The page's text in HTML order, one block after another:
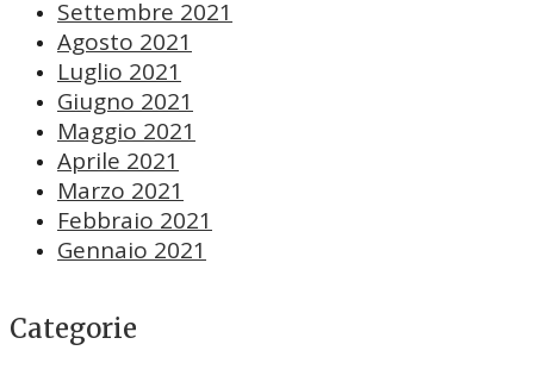
Settembre 2021
Agosto 2021
Luglio 2021
Giugno 2021
Maggio 2021
Aprile 2021
Marzo 2021
Febbraio 2021
Gennaio 2021
Categorie